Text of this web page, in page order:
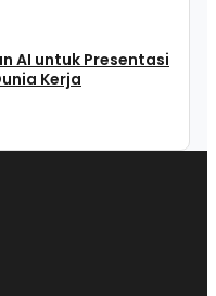
AI untuk Presentasi
Kerja